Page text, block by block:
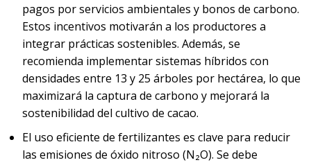
pagos por servicios ambientales y bonos de carbono.
Estos incentivos motivarán a los productores a
integrar prácticas sostenibles. Además, se
recomienda implementar sistemas híbridos con
densidades entre 13 y 25 árboles por hectárea, lo que
maximizará la captura de carbono y mejorará la
sostenibilidad del cultivo de cacao.
El uso eficiente de fertilizantes es clave para reducir
las emisiones de óxido nitroso (N₂O). Se debe